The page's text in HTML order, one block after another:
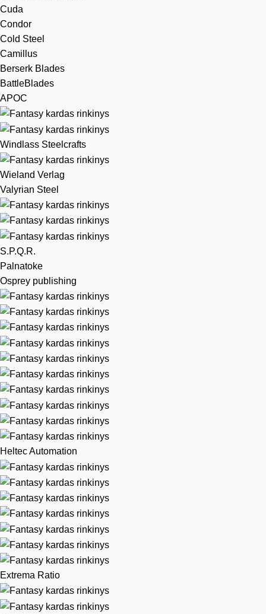
Cuda
Condor
Cold Steel
Camillus
Berserk Blades
BattleBlades
APOC
Windlass Steelcrafts
Wieland Verlag
Valyrian Steel
S.P.Q.R.
Palnatoke
Osprey publishing
Heltec Automation
Extrema Ratio